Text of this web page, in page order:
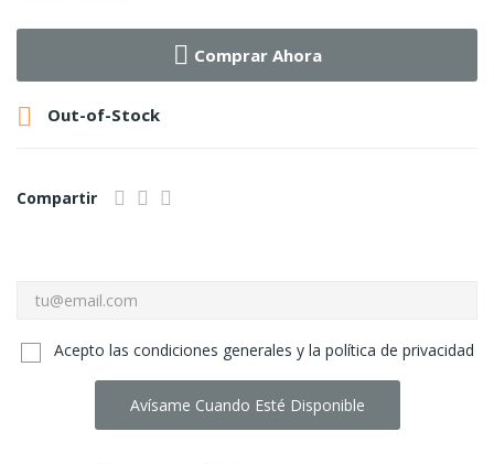
Comprar Ahora
 Out-of-Stock
Compartir
Acepto las condiciones generales y la política de privacidad
Avísame Cuando Esté Disponible